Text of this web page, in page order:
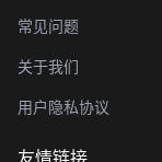
常见问题
关于我们
用户隐私协议